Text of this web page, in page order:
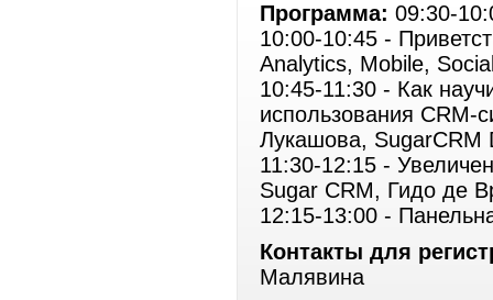
Программа: 09:30-
10:00-10:45 -
Analytics, Mobile,
10:45-11:30 - Как
использования
Лукашова, SugarCRM
11:30-12:15 -
Sugar CRM, Гидо де
12:15-13:00 -
Контакты для
Малявина